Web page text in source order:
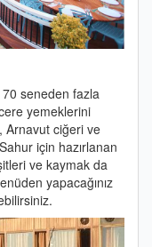
seneden fazla
yemeklerini
Arnavut ciğeri ve
için hazırlanan
ve kaymak da
yapacağınız